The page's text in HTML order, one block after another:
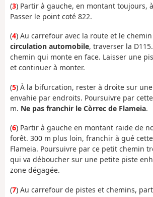
(3) Partir à gauche, en montant toujours,
Passer le point coté 822.
(4) Au carrefour avec la route et le chemin
circulation automobile, traverser la
chemin qui monte en face. Laisser une
et continuer à monter.
(5) À la bifurcation, rester à droite sur
envahie par endroits. Poursuivre par
m. Ne pas franchir le Còrrec de Flameia.
(6) Partir à gauche en montant raide de
forêt. 300 m plus loin, franchir à gué
Flameia. Poursuivre par ce petit chemin
qui va déboucher sur une petite piste
zone dégagée.
(7) Au carrefour de pistes et chemins,